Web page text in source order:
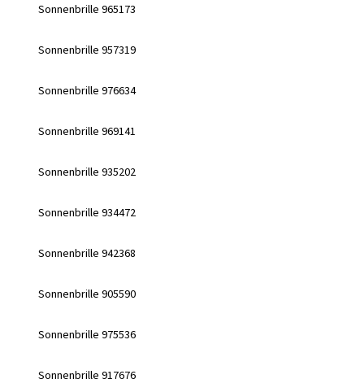
Sonnenbrille 965173
Sonnenbrille 957319
Sonnenbrille 976634
Sonnenbrille 969141
Sonnenbrille 935202
Sonnenbrille 934472
Sonnenbrille 942368
Sonnenbrille 905590
Sonnenbrille 975536
Sonnenbrille 917676